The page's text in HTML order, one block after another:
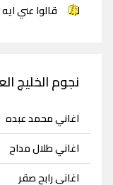
قالوا عني ايه
نجوم الخليج
اغاني محمد عبده
اغاني طلال مداح
اغاني رابح صقر